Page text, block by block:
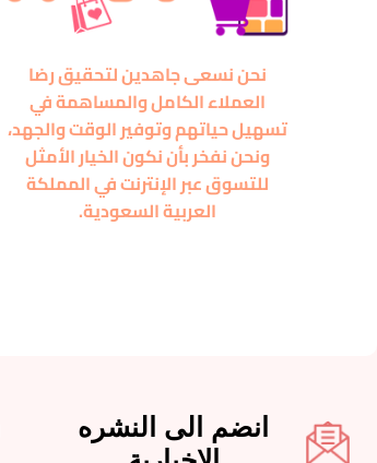
نحن نسعى جاهدين لتحقيق رضا
العملاء الكامل والمساهمة في
تسهيل حياتهم وتوفير الوقت والجهد،
ونحن نفخر بأن نكون الخيار الأمثل
للتسوق عبر الإنترنت في المملكة
العربية السعودية.
انضم الى النشره